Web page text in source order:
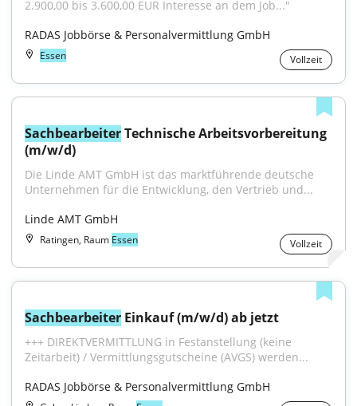
2.900,00 bis 3.600,00 EUR Interesse an dem Job..."
RADAS Jobbörse & Personalvermittlung GmbH
Essen Vollzeit
Sachbearbeiter Technische Arbeitsvorbereitung
(m/w/d)
Die Linde AMT GmbH ist das marktführende deutsche
Unternehmen für die Entwicklung, den Vertrieb und...
Linde AMT GmbH
Ratingen, Raum Essen Vollzeit
Sachbearbeiter Einkauf (m/w/d) ab jetzt
+++ DIREKTVERMITTLUNG in Festanstellung (keine
Zeitarbeit) / Vermittlungsgutscheine (AVGS) werden...
RADAS Jobbörse & Personalvermittlung GmbH